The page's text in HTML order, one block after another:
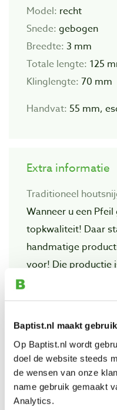
Baptist.nl maakt
Op Baptist.nl wordt
doel de website steeds
de wensen van onze
name gebruik gemaakt
Analytics.
Model: recht
Snede: gebogen
Breedte: 3 mm
Totale lengte: 125
Klinglengte: 70 mm
Handvat: 55 mm,
Extra informatie
Traditioneel
Wanneer u een
topkwaliteit! Daar
handmatige
voor! Die productie
traditie van
1902 als producent
Bekijk ook